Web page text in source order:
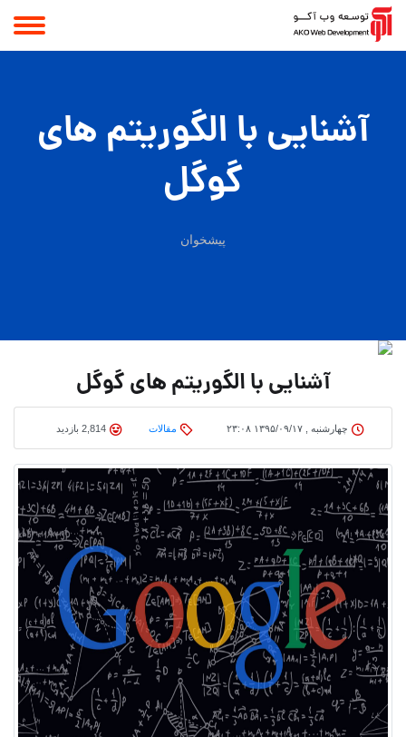
آشنایی با الگوریتم های
گوگل
پیشخوان
آشنایی با الگوریتم های گوگل
چهارشنبه , ۱۳۹۵/۰۹/۱۷ ۲۳:۰۸ مقالات